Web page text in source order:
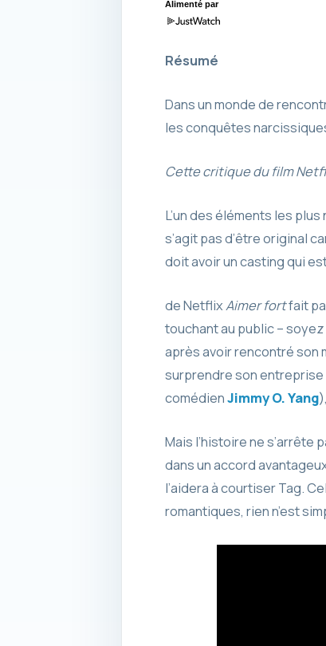
Alimenté par
Résumé
Dans un monde de
les conquêtes
Cette critique du film
L’un des éléments les
s’agit pas d’être original
doit avoir un casting qui
de NetflixAimer fortfait
touchant au public –
après avoir rencontré son
surprendre son entreprise
comédienJimmy O. Yang
Mais l’histoire ne s’arrête
dans un accord
l’aidera à courtiser Tag.
romantiques, rien n’est